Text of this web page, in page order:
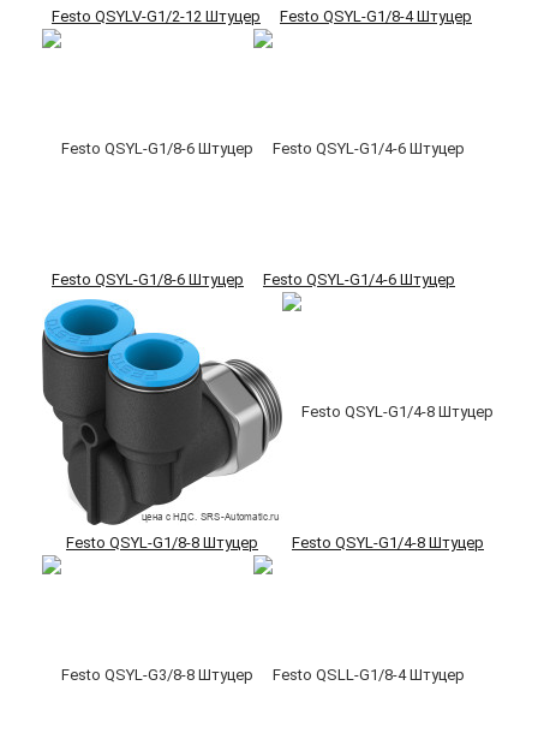
Festo QSYLV-G1/2-12 Штуцер Festo QSYL-G1/8-4 Штуцер
Festo QSYL-G1/8-6 Штуцер Festo QSYL-G1/4-6 Штуцер
Festo QSYL-G1/8-8 Штуцер Festo QSYL-G1/4-8 Штуцер